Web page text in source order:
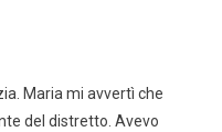
Maria mi avvertì che
del distretto. Avevo